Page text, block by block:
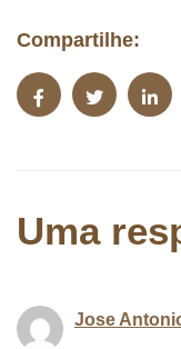
Compartilhe:
Uma
Jose